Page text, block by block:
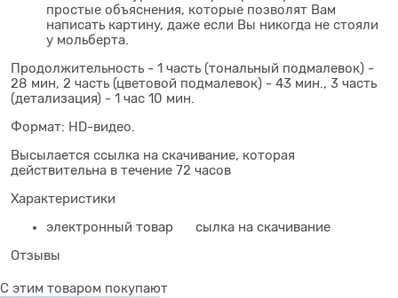
простые объяснения, которые позволят Вам
написать картину, даже если Вы никогда не стояли
у мольберта.
Продолжительность - 1 часть (тональный подмалевок) -
28 мин, 2 часть (цветовой подмалевок) - 43 мин., 3 часть
(детализация) - 1 час 10 мин.
Формат: HD-видео.
Высылается ссылка на скачивание, которая
действительна в течение 72 часов
Характеристики
электронный товар
сылка на скачивание
Отзывы
С этим товаром покупают